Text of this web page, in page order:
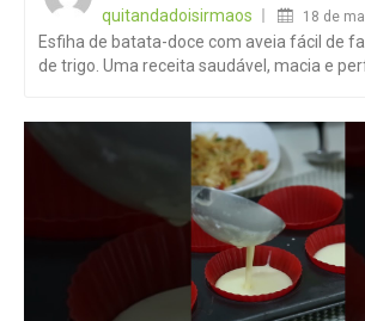
quitandadoisirmaos
18 de
Esfiha de batata-doce com aveia fácil de
de trigo. Uma receita saudável, macia e